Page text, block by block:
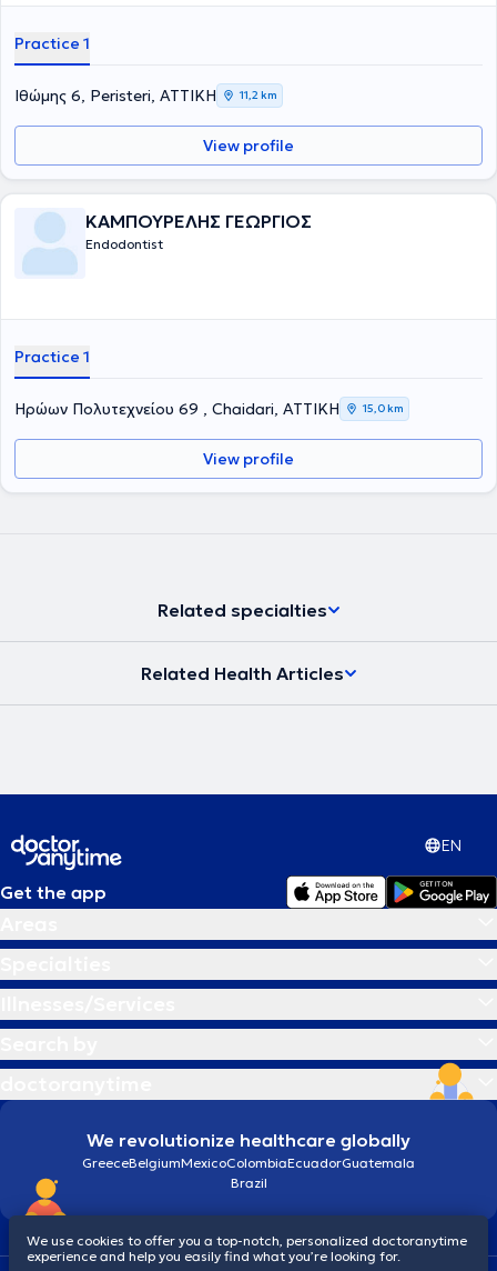
Practice 1
Ιθώμης 6, Peristeri, ΑΤΤΙΚΗ 11,2 km
View profile
ΚΑΜΠΟΥΡΕΛΗΣ ΓΕΩΡΓΙΟΣ
Endodontist
Practice 1
Ηρώων Πολυτεχνείου 69 , Chaidari, ΑΤΤΙΚΗ 15,0 km
View profile
Related specialties
Related Health Articles
EN
Get the app
We revolutionize healthcare globally
GreeceBelgiumMexicoColombiaEcuadorGuatemala
Brazil
We use cookies to offer you a top-notch, personalized doctoranytime
experience and help you easily find what you’re looking for.